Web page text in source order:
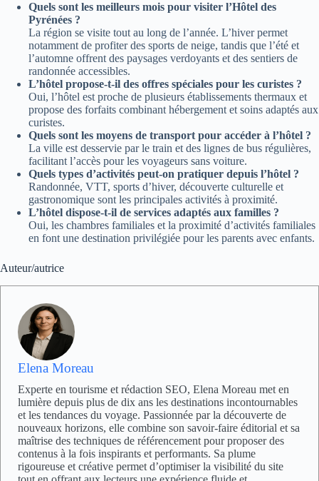
Quels sont les meilleurs mois pour visiter l’Hôtel des
Pyrénées ?
La région se visite tout au long de l’année. L’hiver permet
notamment de profiter des sports de neige, tandis que l’été et
l’automne offrent des paysages verdoyants et des sentiers de
randonnée accessibles.
L’hôtel propose-t-il des offres spéciales pour les curistes ?
Oui, l’hôtel est proche de plusieurs établissements thermaux et
propose des forfaits combinant hébergement et soins adaptés aux
curistes.
Quels sont les moyens de transport pour accéder à l’hôtel ?
La ville est desservie par le train et des lignes de bus régulières,
facilitant l’accès pour les voyageurs sans voiture.
Quels types d’activités peut-on pratiquer depuis l’hôtel ?
Randonnée, VTT, sports d’hiver, découverte culturelle et
gastronomique sont les principales activités à proximité.
L’hôtel dispose-t-il de services adaptés aux familles ?
Oui, les chambres familiales et la proximité d’activités familiales
en font une destination privilégiée pour les parents avec enfants.
Auteur/autrice
Elena Moreau
Experte en tourisme et rédaction SEO, Elena Moreau met en
lumière depuis plus de dix ans les destinations incontournables
et les tendances du voyage. Passionnée par la découverte de
nouveaux horizons, elle combine son savoir-faire éditorial et sa
maîtrise des techniques de référencement pour proposer des
contenus à la fois inspirants et performants. Sa plume
rigoureuse et créative permet d’optimiser la visibilité du site